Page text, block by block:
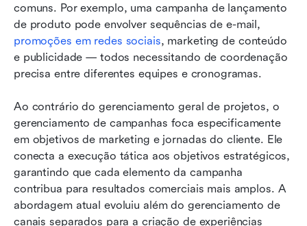
comuns. Por exemplo, uma campanha de lançamento
promoções em redes sociais, marketing de conteúdo
e publicidade — todos necessitando de coordenação
precisa entre diferentes equipes e cronogramas.
Ao contrário do gerenciamento geral de projetos, o
gerenciamento de campanhas foca especificamente
em objetivos de marketing e jornadas do cliente. Ele
conecta a execução tática aos objetivos estratégicos,
garantindo que cada elemento da campanha
contribua para resultados comerciais mais amplos. A
abordagem atual evoluiu além do gerenciamento de
canais separados para a criação de experiências